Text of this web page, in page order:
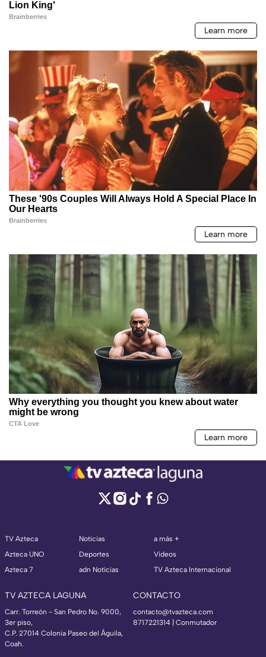
TV Azteca
Azteca UNO
Azteca 7
Noticias
Deportes
adn Noticias
a más +
Videos
TV Azteca Internacional
TV AZTECA LAGUNA
Carr. Torreón - San Pedro No. 9000,
3er piso,
C.P. 27014 Colonia Paseo del Águila,
Coah.
CONTACTO
contacto@tvazteca.com
8717221314 | Conmutador